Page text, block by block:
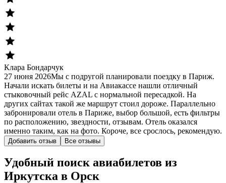
Клара Бондарчук
27 июня 2026Мы с подругой планировали поездку в Париж.
Начали искать билеты и на Авиакассе нашли отличный
стыковочный рейс AZAL с нормальной пересадкой. На
других сайтах такой же маршрут стоил дороже. Параллельно
забронировали отель в Париже, выбор большой, есть фильтры
по расположению, звездности, отзывам. Отель оказался
именно таким, как на фото. Короче, все срослось, рекомендую.
Добавить отзыв Все отзывы
Удобный поиск авиабилетов из
Иркутска в Орск